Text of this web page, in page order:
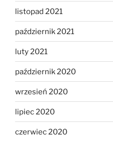
listopad 2021
październik 2021
luty 2021
październik 2020
wrzesień 2020
lipiec 2020
czerwiec 2020